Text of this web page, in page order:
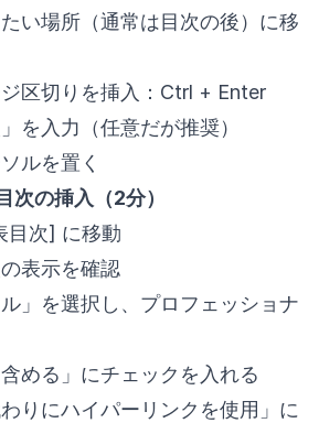
い場所（通常は目次の後）に移
区切りを挿入：Ctrl + Enter
を入力（任意だが推奨）
ルを置く
次の挿入（2分）
目次] に移動
表示を確認
」を選択し、プロフェッショナ
める」にチェックを入れる
わりにハイパーリンクを使用」に